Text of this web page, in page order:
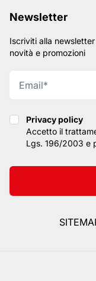
Newsletter
Iscriviti alla
novità e promozioni
Privacy policy
Privacy policy
Accetto il
Lgs. 196/2003 e